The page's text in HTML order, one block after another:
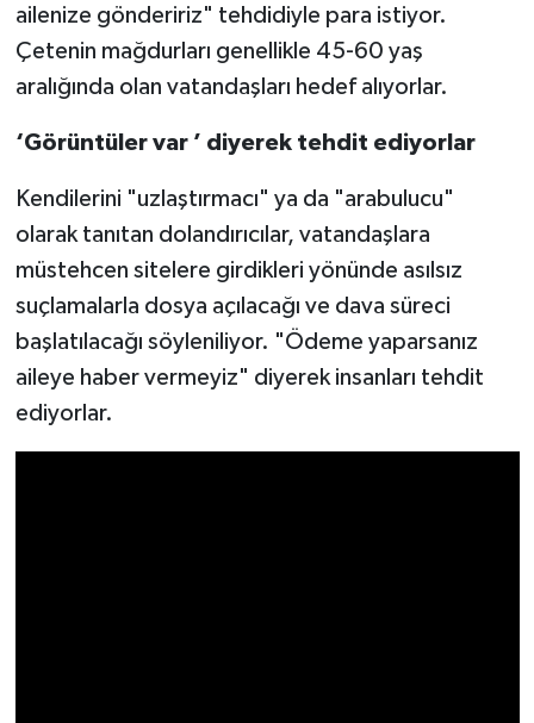
ailenize göndeririz" tehdidiyle para istiyor.
Çetenin mağdurları genellikle 45-60 yaş
aralığında olan vatandaşları hedef alıyorlar.
‘Görüntüler var ’ diyerek tehdit ediyorlar
Kendilerini "uzlaştırmacı" ya da "arabulucu"
olarak tanıtan dolandırıcılar, vatandaşlara
müstehcen sitelere girdikleri yönünde asılsız
suçlamalarla dosya açılacağı ve dava süreci
başlatılacağı söyleniliyor. "Ödeme yaparsanız
aileye haber vermeyiz" diyerek insanları tehdit
ediyorlar.
Türkiye
Yeme-İçme